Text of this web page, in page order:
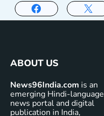
ABOUT US
News96India.com is an
emerging Hindi-language
news portal and digital
publication in India,